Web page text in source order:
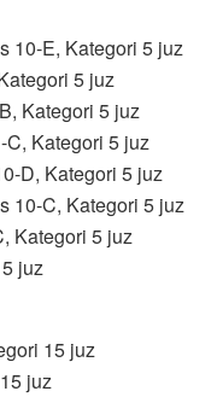
10-E, Kategori 5 juz
5 juz
Kategori 5 juz
Kategori 5 juz
D, Kategori 5 juz
10-C, Kategori 5 juz
Kategori 5 juz
juz
15 juz
juz